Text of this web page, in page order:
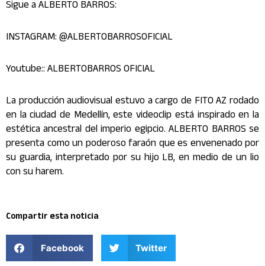
Sigue a ALBERTO BARROS:
INSTAGRAM: @ALBERTOBARROSOFICIAL
Youtube:: ALBERTOBARROS OFICIAL
La producción audiovisual estuvo a cargo de FITO AZ rodado
en la ciudad de Medellín, este videoclip está inspirado en la
estética ancestral del imperio egipcio. ALBERTO BARROS se
presenta como un poderoso faraón que es envenenado por
su guardia, interpretado por su hijo LB, en medio de un lio
con su harem.
Compartir esta noticia
Facebook Twitter